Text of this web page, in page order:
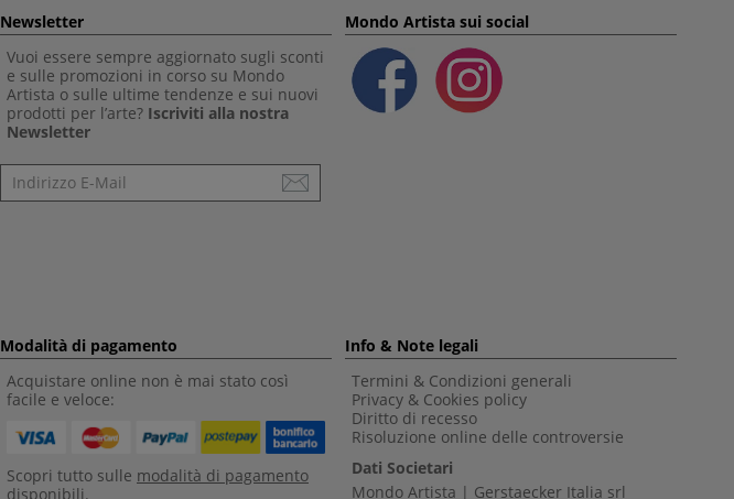
Newsletter
Vuoi essere sempre aggiornato sugli sconti
e sulle promozioni in corso su Mondo
Artista o sulle ultime tendenze e sui nuovi
prodotti per l’arte? Iscriviti alla nostra
Newsletter
Newsletter
Mondo Artista sui social
Modalità di pagamento
Acquistare online non è mai stato così
facile e veloce:
Scopri tutto sulle modalità di pagamento
disponibili.
Info & Note legali
Termini & Condizioni generali
Privacy & Cookies policy
Diritto di recesso
Risoluzione online delle controversie
Dati Societari
Mondo Artista | Gerstaecker Italia srl